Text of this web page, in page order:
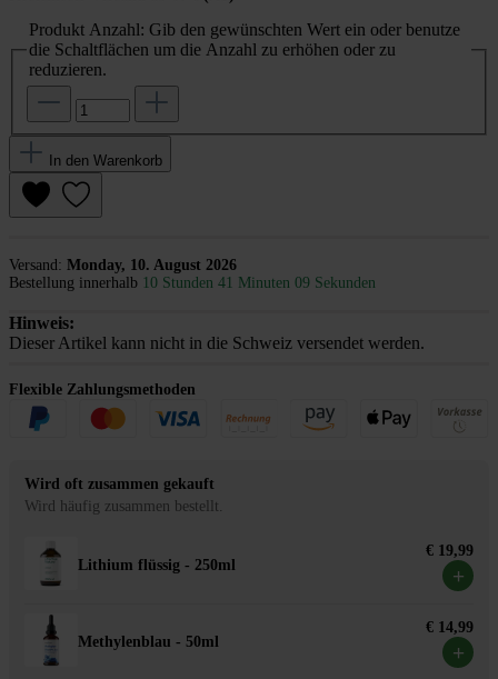
Produkt Anzahl: Gib den gewünschten Wert ein oder benutze
die Schaltflächen um die Anzahl zu erhöhen oder zu
reduzieren.
In den Warenkorb
Versand: Monday, 10. August 2026
Bestellung innerhalb 10 Stunden 41 Minuten 09 Sekunden
Hinweis:
Dieser Artikel kann nicht in die Schweiz versendet werden.
Flexible Zahlungsmethoden
Wird oft zusammen gekauft
Wird häufig zusammen bestellt.
Lithium flüssig - 250ml
€ 19,99
+
Methylenblau - 50ml
€ 14,99
+